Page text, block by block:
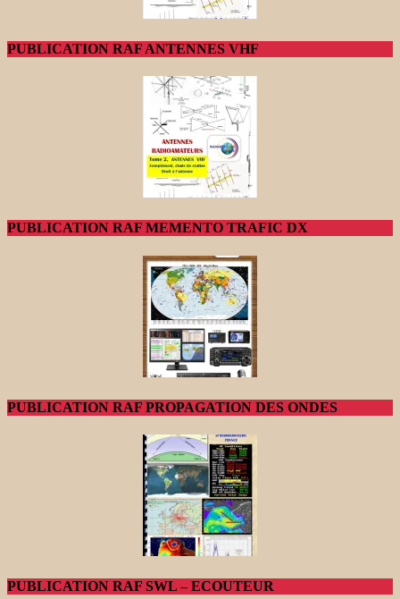
PUBLICATION RAF ANTENNES VHF
PUBLICATION RAF MEMENTO TRAFIC DX
PUBLICATION RAF PROPAGATION DES ONDES
PUBLICATION RAF SWL – ECOUTEUR